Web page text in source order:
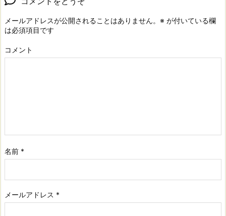
メールアドレスが公開されることはありません。 ※ が付いている欄
は必須項目です
コメント
名前 *
メールアドレス *